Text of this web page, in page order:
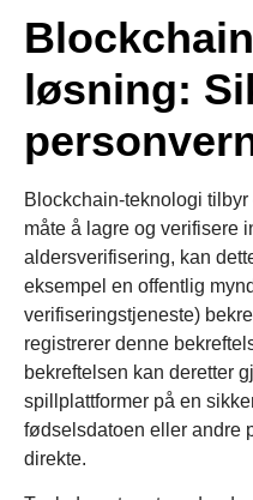
løsning:
Blockchain-teknologi
måte å lagre og verifisere
aldersverifisering, kan
eksempel en offentlig
verifiseringstjeneste)
registrerer denne
bekreftelsen kan deretter
spillplattformer på en
fødselsdatoen eller andre
direkte.